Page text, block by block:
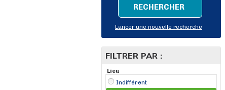
RECHERCHER
Lancer une nouvelle recherche
FILTRER PAR :
Lieu
Indifférent